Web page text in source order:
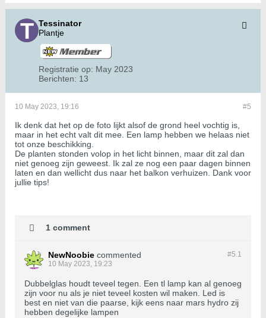
Tessinator
Plantje
Registratie op: May 2023
Berichten: 13
#5
10 May 2023, 19:16
Ik denk dat het op de foto lijkt alsof de grond heel vochtig is,
maar in het echt valt dit mee. Een lamp hebben we helaas niet
tot onze beschikking.
De planten stonden volop in het licht binnen, maar dit zal dan
niet genoeg zijn geweest. Ik zal ze nog een paar dagen binnen
laten en dan wellicht dus naar het balkon verhuizen. Dank voor
jullie tips!
1 comment
#5.1
NewNoobie commented
10 May 2023, 19:23
Dubbelglas houdt teveel tegen. Een tl lamp kan al genoeg
zijn voor nu als je niet teveel kosten wil maken. Led is
best en niet van die paarse, kijk eens naar mars hydro zij
hebben degelijke lampen